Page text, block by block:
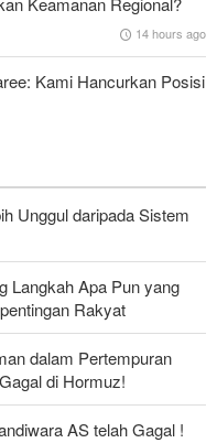
14 hours ago
Kami Hancurkan Posisi
Unggul daripada Sistem
Langkah Apa Pun yang
Rakyat
dalam Pertempuran
di Hormuz!
AS telah Gagal !